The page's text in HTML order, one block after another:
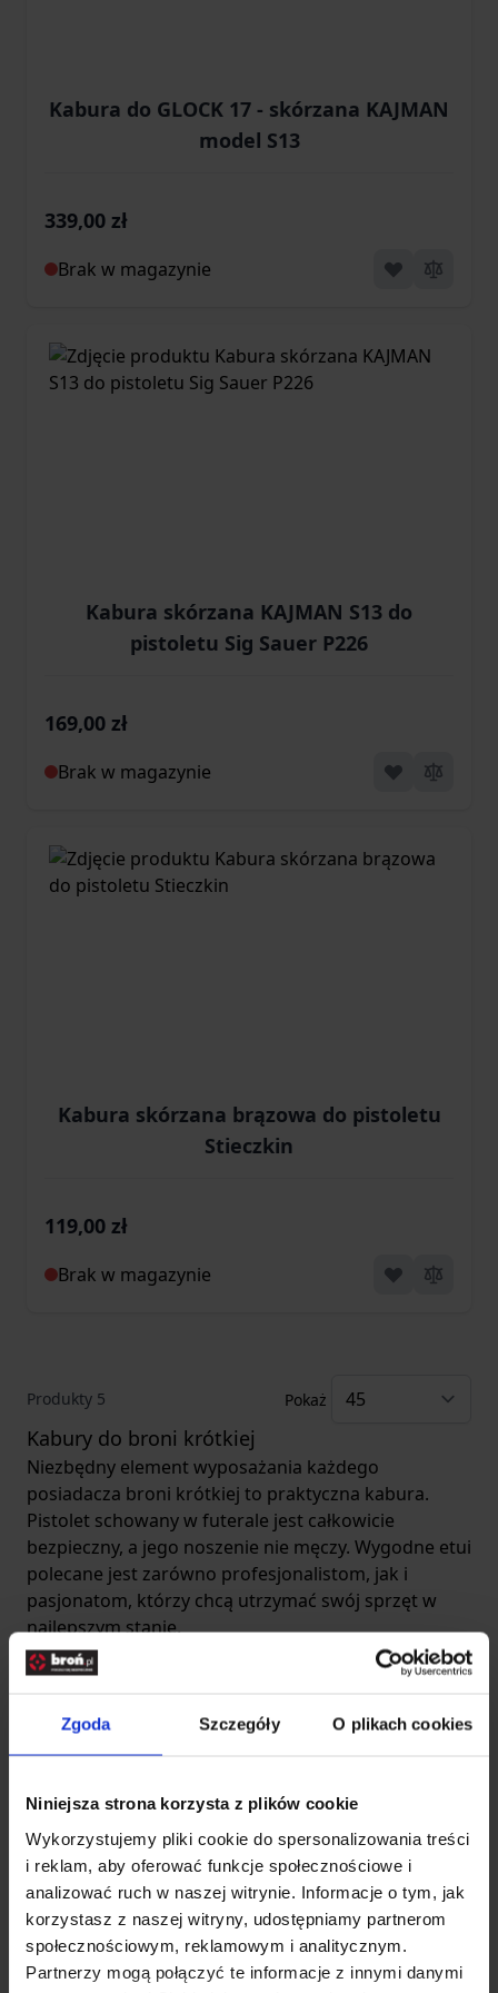
Zgoda Szczegóły O plikach cookies
Niniejsza strona korzysta z plików cookie
Wykorzystujemy pliki cookie do spersonalizowania treści
i reklam, aby oferować funkcje społecznościowe i
analizować ruch w naszej witrynie. Informacje o tym, jak
korzystasz z naszej witryny, udostępniamy partnerom
społecznościowym, reklamowym i analitycznym.
Partnerzy mogą połączyć te informacje z innymi danymi
Kabura do GLOCK 17 - skórzana KAJMAN
model S13
339,00 zł
Brak w magazynie
Kabura skórzana KAJMAN S13 do
pistoletu Sig Sauer P226
169,00 zł
Brak w magazynie
Kabura skórzana brązowa do pistoletu
Stieczkin
119,00 zł
Brak w magazynie
Produkty 5 Pokaż
Kabury do broni krótkiej
Niezbędny element wyposażania każdego
posiadacza broni krótkiej to praktyczna kabura.
Pistolet schowany w futerale jest całkowicie
bezpieczny, a jego noszenie nie męczy. Wygodne etui
polecane jest zarówno profesjonalistom, jak i
pasjonatom, którzy chcą utrzymać swój sprzęt w
najlepszym stanie.
Kabury do broni krótkiej – dyskrecja i wygoda
Kabury do broni krótkiej
to inwestycja, którą warto
poczynić niezależnie od przeznaczenia broni.
Zapewniają bezpieczeństwo przenoszenia broni i
skutecznie chronią przed jej kradzieżą. Pomagają
również uniknąć wzroku przechodniów, gdy ich
designjest elegancki, ale dyskretny. Dzięki
intuicyjnym zapięciom pokrowiec doskonale trzyma
się paska. W większości egzemplarzy zastosowano
łatwo dostępny przycisk, aby szybko chwycić broń w
razie potrzeby.
Należy wspomnieć też o specjalistycznych
systemach trzymania i mocowania, ponieważ to